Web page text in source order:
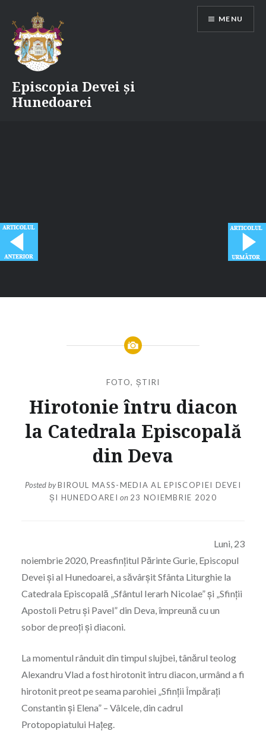
content
Episcopia Devei și
Hunedoarei
MENU
FOTO, ȘTIRI
Hirotonie întru diacon
la Catedrala Episcopală
din Deva
Posted byBIROUL MASS-MEDIA AL EPISCOPIEI DEVEI
ȘI HUNEDOAREI on 23 NOIEMBRIE 2020
Luni, 23
noiembrie 2020, Preasfințitul Părinte Gurie, Episcopul
Devei și al Hunedoarei, a săvârșit Sfânta Liturghie la
Catedrala Episcopală „Sfântul Ierarh Nicolae” și „Sfinții
Apostoli Petru și Pavel” din Deva, împreună cu un
sobor de preoți și diaconi.
La momentul rânduit din timpul slujbei, tânărul teolog
Alexandru Vlad a fost hirotonit întru diacon, urmând a fi
hirotonit preot pe seama parohiei „Sfinții Împărați
Constantin și Elena” – Vâlcele, din cadrul
Protopopiatului Hațeg.